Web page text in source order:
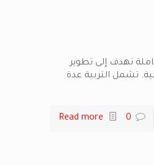
تهدف إلى تطوير
تشمل التربية عدة
0
Read more